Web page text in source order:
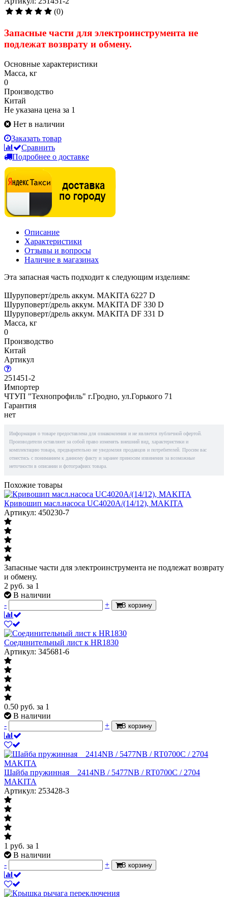
(0)
Запасные части для электроинструмента не
подлежатвозврату и обмену.
Основные характеристики
Масса, кг
0
Производство
Китай
Не указана цена за 1
Нет в наличии
Заказать товар
Сравнить
Подробнее о доставке
Описание
Характеристики
Отзывы и вопросы
Наличие в магазинах
Эта запасная часть подходит к следующим изделиям:
Шуруповерт/дрель аккум. MAKITA 6227 D
Шуруповерт/дрель аккум. MAKITA DF 330 D
Шуруповерт/дрель аккум. MAKITA DF 331 D
Масса, кг
0
Производство
Китай
Артикул
251451-2
Импортер
ЧТУП "Технопрофиль" г.Гродно, ул.Горького 71
Гарантия
нет
Информация о товаре предоставлена для ознакомления и не является публичной офертой.
Производители оставляют за собой право изменять внешний вид, характеристики и
комплектацию товара, предварительно не уведомляя продавцов и потребителей. Просим вас
отнестись с пониманием к данному факту и заранее приносим извинения за возможные
неточности в описании и фотографиях товара.
Похожие товары
Кривошип масл.насоса UC4020A/(14/12), MAKITA
Артикул: 450230-7
Запасные части для электроинструмента не подлежат возврату
и обмену.
2 руб. за 1
В наличии
-
+ В корзину
Соединительный лист к HR1830
Артикул: 345681-6
0.50 руб. за 1
В наличии
-
+ В корзину
Шайба пружинная__2414NB / 5477NB / RT0700C / 2704
MAKITA
Артикул: 253428-3
1 руб. за 1
В наличии
-
+ В корзину